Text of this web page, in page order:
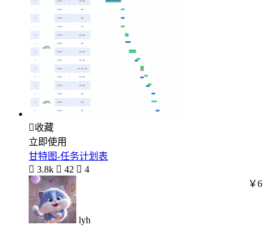
收藏
立即使用
甘特图-任务计划表
 3.8k  42  4
lyh
￥6